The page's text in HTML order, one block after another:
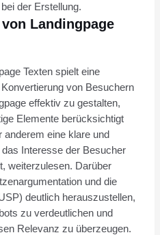
der Erstellung.
Landingpage
Texten spielt eine
von Besuchern
effektiv zu gestalten,
Elemente berücksichtigt
eine klare und
Interesse der Besucher
weiterzulesen. Darüber
und die
deutlich herauszustellen,
zu verdeutlichen und
Relevanz zu überzeugen.